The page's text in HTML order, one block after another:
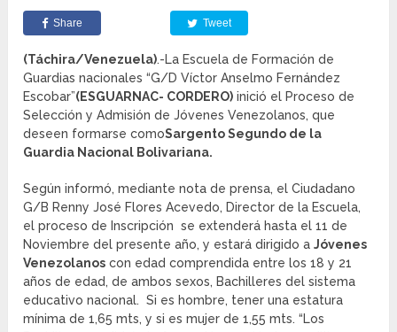
Share Tweet
(Táchira/Venezuela).-La Escuela de Formación de
Guardias nacionales “G/D Víctor Anselmo Fernández
Escobar”(ESGUARNAC- CORDERO) inició el Proceso de
Selección y Admisión de Jóvenes Venezolanos, que
deseen formarse comoSargento Segundo de la
Guardia Nacional Bolivariana.
Según informó, mediante nota de prensa, el Ciudadano
G/B Renny José Flores Acevedo, Director de la Escuela,
el proceso de Inscripción se extenderá hasta el 11 de
Noviembre del presente año, y estará dirigido aJóvenes
Venezolanos con edad comprendida entre los 18 y 21
años de edad, de ambos sexos, Bachilleres del sistema
educativo nacional. Si es hombre, tener una estatura
mínima de 1,65 mts, y si es mujer de 1,55 mts. “Los